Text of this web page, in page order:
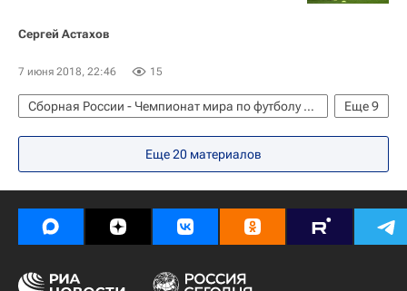
Сергей Астахов
7 июня 2018, 22:46 15
Еще9
Сборная России - Чемпионат мира по футболу 2018
Футбол
Спорт Авто
Экономика
Чемпионат мира по футболу 2018
Шёлковый путь
КАМАЗ-мастер
Айрат Мардеев
Сборная России по футболу
Еще 20 материалов